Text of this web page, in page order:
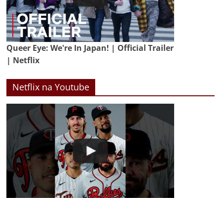
Queer Eye: We're In Japan! | Official Trailer
| Netflix
Netflix na Youtube